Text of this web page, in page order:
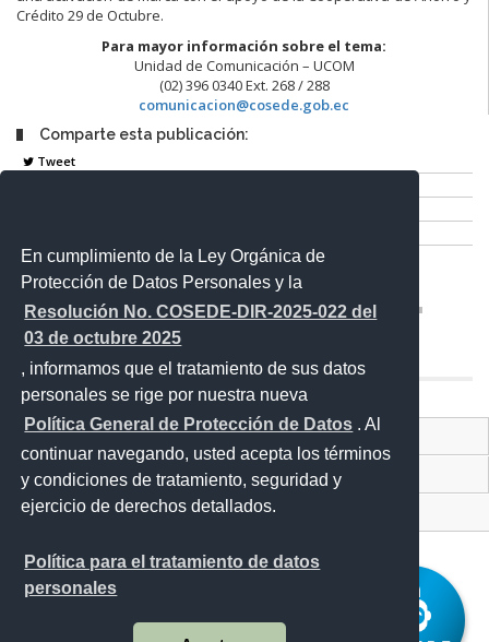
En cumplimiento de la Ley Orgánica de
Protección de Datos Personales y la
Resolución No. COSEDE-DIR-2025-022 del
03 de octubre 2025
, informamos que el tratamiento de sus datos
personales se rige por nuestra nueva
Política General de Protección de Datos . Al
continuar navegando, usted acepta los términos
y condiciones de tratamiento, seguridad y
ejercicio de derechos detallados.
Política para el tratamiento de datos
personales
Crédito 29 de Octubre.
Para mayor información sobre el tema:
Unidad de Comunicación – UCOM
(02) 396 0340 Ext. 268 / 288
comunicacion@cosede.gob.ec
Comparte esta publicación:
Tweet
Entérate
Contacto Ciudadano
Proyecto Personajes Emblemáticos
Sistema Nacional de Información (SNI)
Av. Amazonas entre Unión Nacional de Periodistas y Alfonso Pereira,
Bloque Morado (Bloque 4) piso 9.